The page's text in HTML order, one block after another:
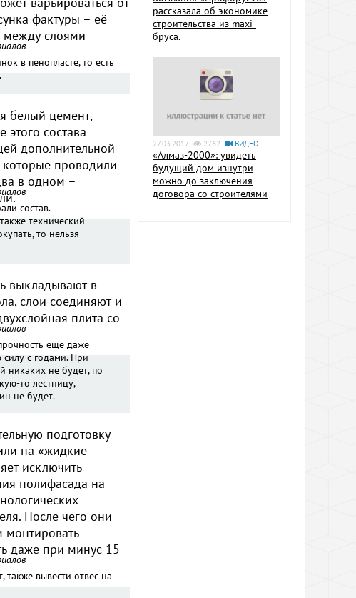
фактуры – её
между слоями
в пенопласте, то есть
белый цемент,
состава
дополнительной
проводили
в одном –
состав.
технический
то нельзя
выкладывают в
слои соединяют и
плита со
ещё даже
силу с годами. При
никаких не будет, по
то лестницу,
не будет.
подготовку
на «жидкие
исключить
полифасада на
После чего они
монтировать
даже при минус 15
также вывести отвес на
рассказала об экономике
строительства из maxi-
бруса.
27.03.2017 2762 ВИДЕО
«Алмаз-2000»: увидеть
будущий дом изнутри
можно до заключения
договора со строителями